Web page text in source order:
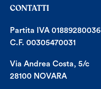
CONTATTI
Partita IVA 01889280036
C.F. 00305470031
Via Andrea Costa, 5/c
28100 NOVARA